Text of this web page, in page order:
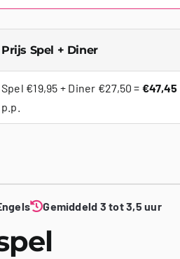
Prijs Spel + Diner
Spel €19,95 + Diner €27,50 = €47,45
p.p.
Gemiddeld 3 tot 3,5 uur